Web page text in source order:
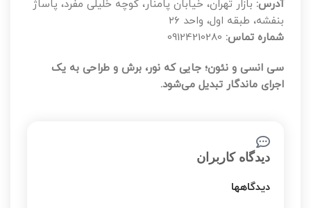
آدرس: بازار تهران، خیابان پامنار، کوچه خلیلی مفرد، پاساژ
بنفشه، طبقه اول، واحد ۲۶
شماره تماس:
سی‌ انسی و نئون؛ جایی که نور، برش و طراحی به یک
اجرای ماندگار تبدیل می‌شود.
دیدگاه کاربران
دیدگاهها